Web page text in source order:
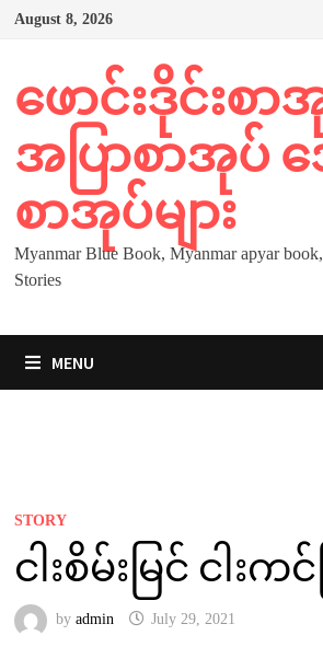
Skip
August 8, 2026
ဖောင်းဒိုင်းစာ
အပြာစာအုပ်
စာအုပ်များ
Myanmar Blue Book, Myanmar apyar
Stories
MENU
STORY
ငါးစိမ်းမြင် ငါးက
by admin July 29, 2021